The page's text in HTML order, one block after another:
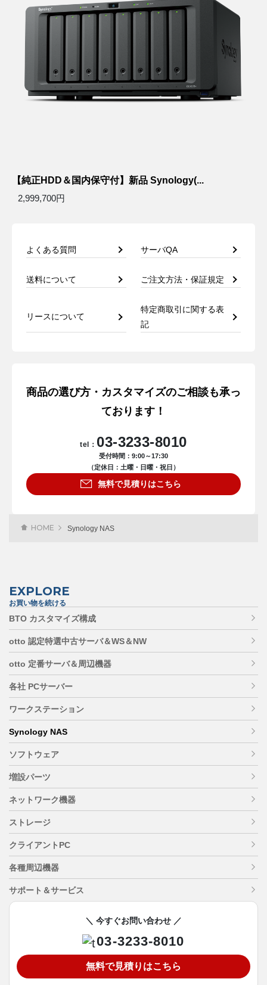
【純正HDD＆国内保守付】新品 Synology(...
2,999,700円
よくある質問 サーバQA
送料について ご注文方法・保証規定
リースについて
特定商取引に関する表
記
商品の選び方・カスタマイズのご相談も承っ
ております！
tel： 03-3233-8010
受付時間：9:00～17:30
（定休日：土曜・日曜・祝日）
無料で見積りはこちら
HOME Synology NAS
EXPLORE
お買い物を続ける
BTO カスタマイズ構成
otto 認定特選中古サーバ＆WS＆NW
otto 定番サーバ＆周辺機器
各社 PCサーバー
ワークステーション
Synology NAS
ソフトウェア
増設パーツ
ネットワーク機器
ストレージ
クライアントPC
各種周辺機器
サポート＆サービス
＼ 今すぐお問い合わせ ／
03-3233-8010
無料で見積りはこちら